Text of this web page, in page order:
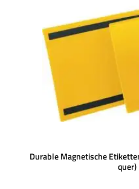
Durable Magnetische